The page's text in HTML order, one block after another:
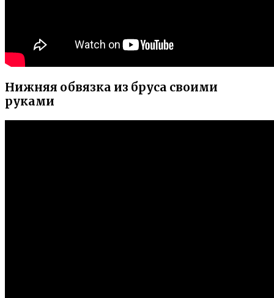
Нижняя обвязка из бруса своими
руками